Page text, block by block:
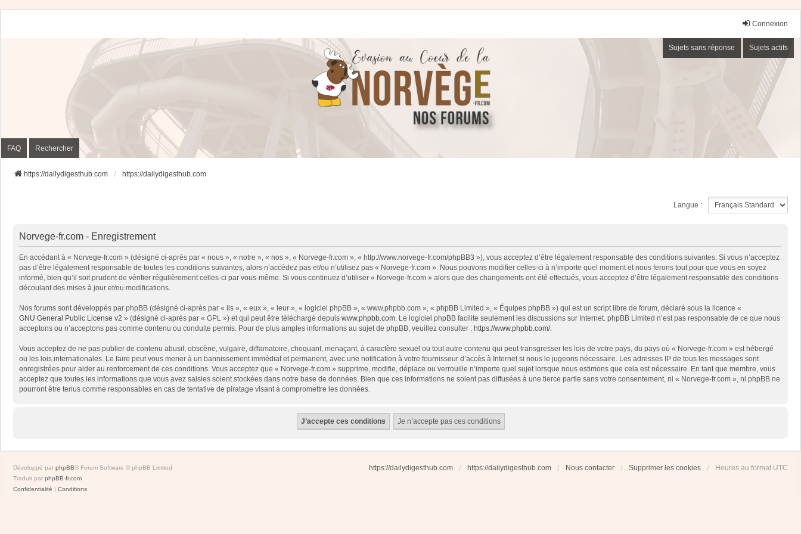
Connexion
Sujets sans réponse Sujets actifs
FAQ Rechercher
https://dailydigesthub.com https://dailydigesthub.com
Langue :
Norvege-fr.com - Enregistrement
En accédant à « Norvege-fr.com » (désigné ci-après par « nous », « notre », « nos », « Norvege-fr.com », « http://www.norvege-fr.com/phpBB3 »), vous acceptez d’être légalement responsable des conditions suivantes. Si vous n’acceptez
pas d’être légalement responsable de toutes les conditions suivantes, alors n’accédez pas et/ou n’utilisez pas « Norvege-fr.com ». Nous pouvons modifier celles-ci à n’importe quel moment et nous ferons tout pour que vous en soyez
informé, bien qu’il soit prudent de vérifier régulièrement celles-ci par vous-même. Si vous continuez d’utiliser « Norvege-fr.com » alors que des changements ont été effectués, vous acceptez d’être légalement responsable des conditions
découlant des mises à jour et/ou modifications.
Nos forums sont développés par phpBB (désigné ci-après par « ils », « eux », « leur », « logiciel phpBB », « www.phpbb.com », « phpBB Limited », « Équipes phpBB ») qui est un script libre de forum, déclaré sous la licence «
GNU General Public License v2 » (désigné ci-après par « GPL ») et qui peut être téléchargé depuis www.phpbb.com. Le logiciel phpBB facilite seulement les discussions sur Internet. phpBB Limited n’est pas responsable de ce que nous
acceptons ou n’acceptons pas comme contenu ou conduite permis. Pour de plus amples informations au sujet de phpBB, veuillez consulter : https://www.phpbb.com/.
Vous acceptez de ne pas publier de contenu abusif, obscène, vulgaire, diffamatoire, choquant, menaçant, à caractère sexuel ou tout autre contenu qui peut transgresser les lois de votre pays, du pays où « Norvege-fr.com » est hébergé
ou les lois internationales. Le faire peut vous mener à un bannissement immédiat et permanent, avec une notification à votre fournisseur d’accès à Internet si nous le jugeons nécessaire. Les adresses IP de tous les messages sont
enregistrées pour aider au renforcement de ces conditions. Vous acceptez que « Norvege-fr.com » supprime, modifie, déplace ou verrouille n’importe quel sujet lorsque nous estimons que cela est nécessaire. En tant que membre, vous
acceptez que toutes les informations que vous avez saisies soient stockées dans notre base de données. Bien que ces informations ne soient pas diffusées à une tierce partie sans votre consentement, ni « Norvege-fr.com », ni phpBB ne
pourront être tenus comme responsables en cas de tentative de piratage visant à compromettre les données.
https://dailydigesthub.com https://dailydigesthub.com Nous contacter Supprimer les cookies Heures au format UTC
Développé par phpBB® Forum Software © phpBB Limited
Traduit par phpBB-fr.com
Confidentialité | Conditions